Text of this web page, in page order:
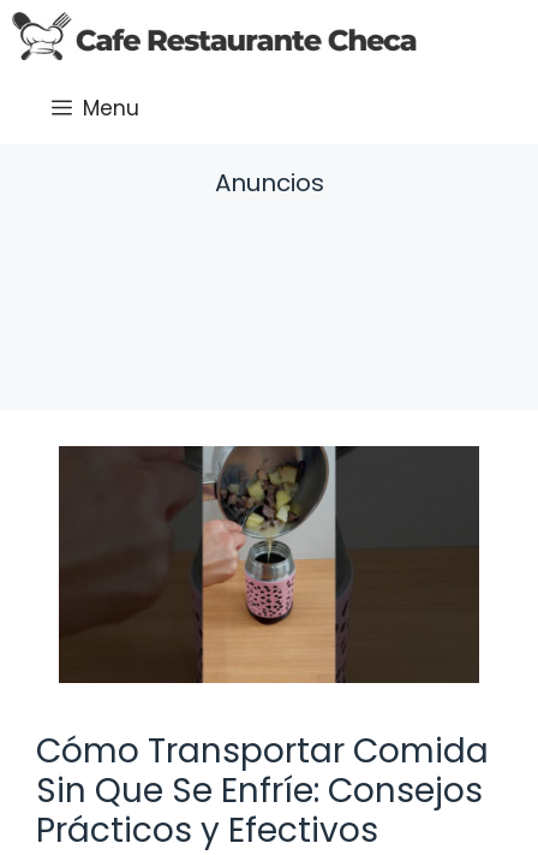
Saltar
al
Menu
Anuncios
Cómo Transportar Comida
Sin Que Se Enfríe: Consejos
Prácticos y Efectivos